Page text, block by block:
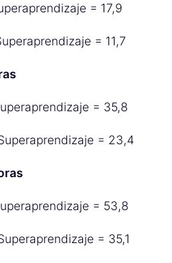
= 17,9
= 11,7
= 35,8
= 23,4
= 53,8
= 35,1